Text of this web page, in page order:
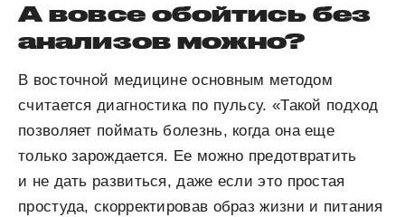
А вовсе обойтись без
анализов можно?
В восточной медицине основным методом
считается диагностика по пульсу. «Такой подход
позволяет поймать болезнь, когда она еще
только зарождается. Ее можно предотвратить
и не дать развиться, даже если это простая
простуда, скорректировав образ жизни и питания